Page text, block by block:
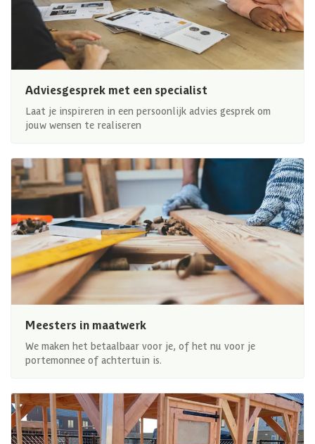
Adviesgesprek met een specialist
Laat je inspireren in een persoonlijk advies gesprek om
jouw wensen te realiseren
Meesters in maatwerk
We maken het betaalbaar voor je, of het nu voor je
portemonnee of achtertuin is.